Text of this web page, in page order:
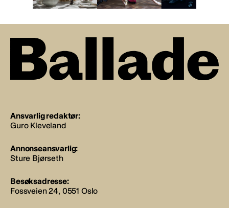
Ansvarlig redaktør:
Guro Kleveland
Annonseansvarlig:
Sture Bjørseth
Besøksadresse:
Fossveien 24, 0551 Oslo